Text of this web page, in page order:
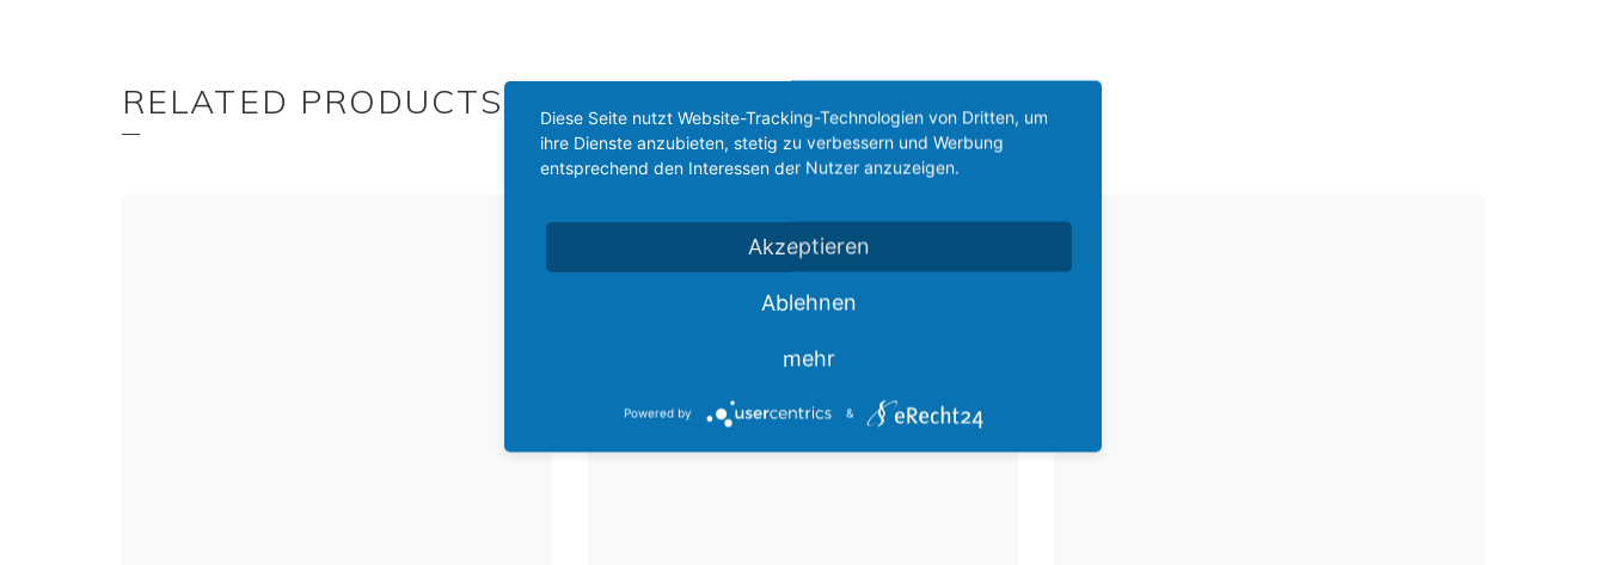
RELATED PRODUCTS
Diese Seite nutzt Website-Tracking-Technologien von Dritten, um
ihre Dienste anzubieten, stetig zu verbessern und Werbung
entsprechend den Interessen der Nutzer anzuzeigen.
Akzeptieren
Ablehnen
mehr
Powered by &